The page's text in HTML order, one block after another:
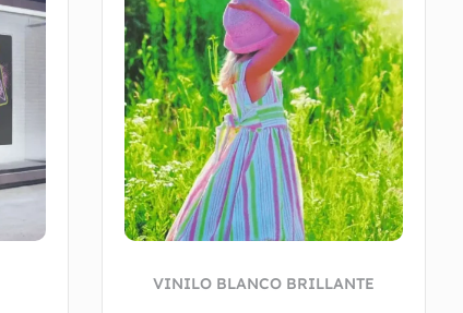
VINILO BLANCO BRILLANTE